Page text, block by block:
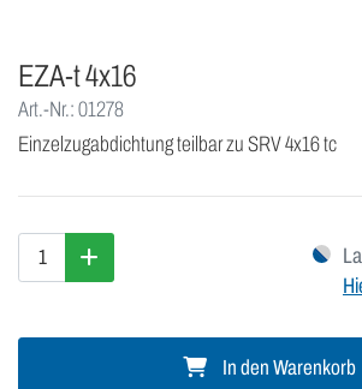
EZA-t 4x16
Art.-Nr.: 01278
Einzelzugabdichtung teilbar zu SRV 4x16 tc
In den Warenkorb